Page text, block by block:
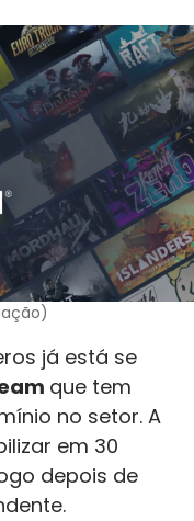
já está se
que tem
no setor. A
em 30
depois de